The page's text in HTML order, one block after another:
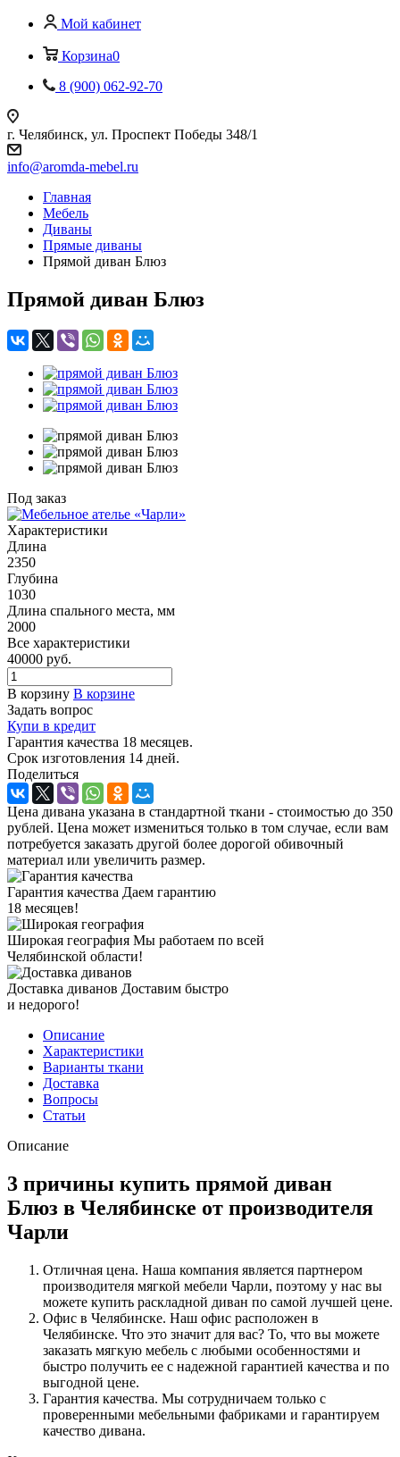
Мой кабинет
Корзина0
8 (900) 062-92-70
г. Челябинск, ул. Проспект Победы 348/1
info@aromda-mebel.ru
Главная
Мебель
Диваны
Прямые диваны
Прямой диван Блюз
Прямой диван Блюз
Под заказ
Характеристики
Длина
2350
Глубина
1030
Длина спального места, мм
2000
Все характеристики
40000 руб.
В корзину В корзине
Задать вопрос
Купи в кредит
Гарантия качества 18 месяцев.
Срок изготовления 14 дней.
Поделиться
Цена дивана указана в стандартной ткани - стоимостью до 350
рублей. Цена может измениться только в том случае, если вам
потребуется заказать другой более дорогой обивочный
материал или увеличить размер.
Гарантия качества Даем гарантию
18 месяцев!
Широкая география Мы работаем по всей
Челябинской области!
Доставка диванов Доставим быстро
и недорого!
Описание
Характеристики
Варианты ткани
Доставка
Вопросы
Статьи
Описание
3 причины купить прямой диван
Блюз в Челябинске от производителя
Чарли
Отличная цена. Наша компания является партнером
производителя мягкой мебели Чарли, поэтому у нас вы
можете купить раскладной диван по самой лучшей цене.
Офис в Челябинске. Наш офис расположен в
Челябинске. Что это значит для вас? То, что вы можете
заказать мягкую мебель с любыми особенностями и
быстро получить ее с надежной гарантией качества и по
выгодной цене.
Гарантия качества. Мы сотрудничаем только с
проверенными мебельными фабриками и гарантируем
качество дивана.